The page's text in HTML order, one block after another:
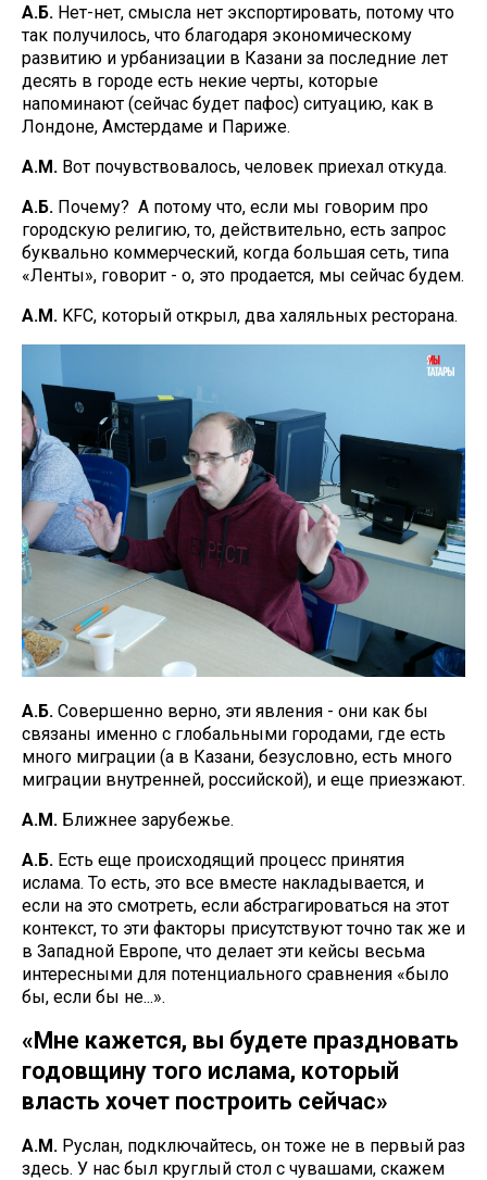
А.Б. Нет-нет, смысла нет экспортировать, потому что
так получилось, что благодаря экономическому
развитию и урбанизации в Казани за последние лет
десять в городе есть некие черты, которые
напоминают (сейчас будет пафос) ситуацию, как в
Лондоне, Амстердаме и Париже.
А.М. Вот почувствовалось, человек приехал откуда.
А.Б. Почему? А потому что, если мы говорим про
городскую религию, то, действительно, есть запрос
буквально коммерческий, когда большая сеть, типа
«Ленты», говорит - о, это продается, мы сейчас будем.
А.М. KFC, который открыл, два халяльных ресторана.
А.Б. Совершенно верно, эти явления - они как бы
связаны именно с глобальными городами, где есть
много миграции (а в Казани, безусловно, есть много
миграции внутренней, российской), и еще приезжают.
А.М. Ближнее зарубежье.
А.Б. Есть еще происходящий процесс принятия
ислама. То есть, это все вместе накладывается, и
если на это смотреть, если абстрагироваться на этот
контекст, то эти факторы присутствуют точно так же и
в Западной Европе, что делает эти кейсы весьма
интересными для потенциального сравнения «было
бы, если бы не...».
«Мне кажется, вы будете праздновать
годовщину того ислама, который
власть хочет построить сейчас»
А.М. Руслан, подключайтесь, он тоже не в первый раз
здесь. У нас был круглый стол с чувашами, скажем